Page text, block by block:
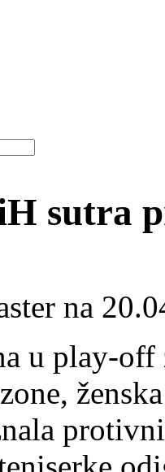
sutra
na
u play-